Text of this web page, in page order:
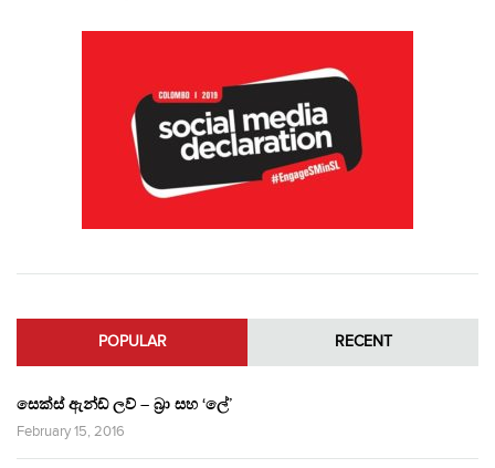
POPULAR RECENT
සෙක්ස් ඇන්ඩ් ලව් – බ්‍රා සහ ‘ලේ’
February 15, 2016